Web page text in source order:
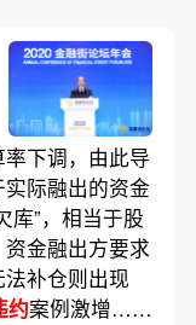
下调，由此导
际融出的资金
库”，相当于股
金融出方要求
补仓则出现
约案例激增……